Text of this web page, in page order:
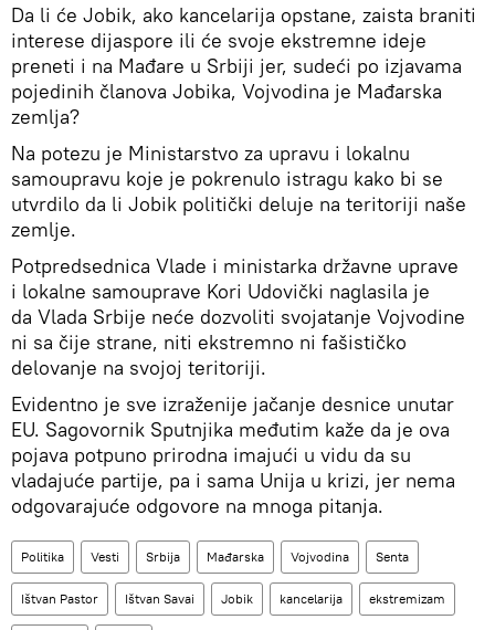
Da li će Jobik, ako kancelarija opstane, zaista braniti
interese dijaspore ili će svoje ekstremne ideje
preneti i na Mađare u Srbiji jer, sudeći po izjavama
pojedinih članova Jobika, Vojvodina je Mađarska
zemlja?
Na potezu je Ministarstvo za upravu i lokalnu
samoupravu koje je pokrenulo istragu kako bi se
utvrdilo da li Jobik politički deluje na teritoriji naše
zemlje.
Potpredsednica Vlade i ministarka državne uprave
i lokalne samouprave Kori Udovički naglasila je
da Vlada Srbije neće dozvoliti svojatanje Vojvodine
ni sa čije strane, niti ekstremno ni fašističko
delovanje na svojoj teritoriji.
Evidentno je sve izraženije jačanje desnice unutar
EU. Sagovornik Sputnjika međutim kaže da je ova
pojava potpuno prirodna imajući u vidu da su
vladajuće partije, pa i sama Unija u krizi, jer nema
odgovarajuće odgovore na mnoga pitanja.
Politika Vesti Srbija Mađarska Vojvodina Senta
Ištvan Pastor Ištvan Savai Jobik kancelarija ekstremizam